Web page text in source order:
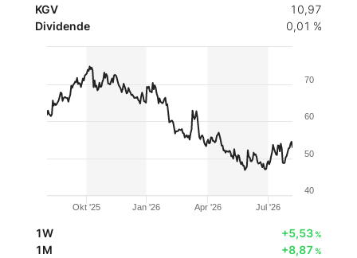
KGV
10,97
Dividende
0,01 %
Okt '25 Jan '26 Apr '26 Jul '26
40
50
60
70
1W +5,53%
1M +8,87 %